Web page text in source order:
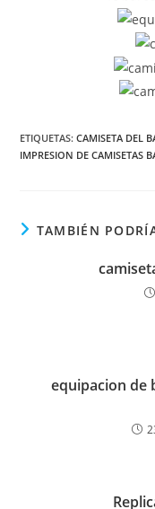
ETIQUETAS:CAMISETA DEL
IMPRESION DE CAMISETAS
TAMBIÉN
equipacion de